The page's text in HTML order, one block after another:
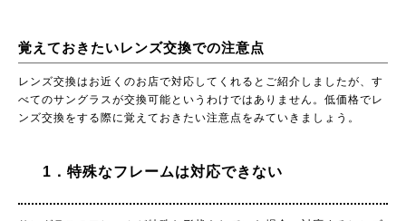
覚えておきたいレンズ交換での注意点
レンズ交換はお近くのお店で対応してくれるとご紹介しましたが、す
べてのサングラスが交換可能というわけではありません。低価格でレ
ンズ交換をする際に覚えておきたい注意点をみていきましょう。
1．特殊なフレームは対応できない